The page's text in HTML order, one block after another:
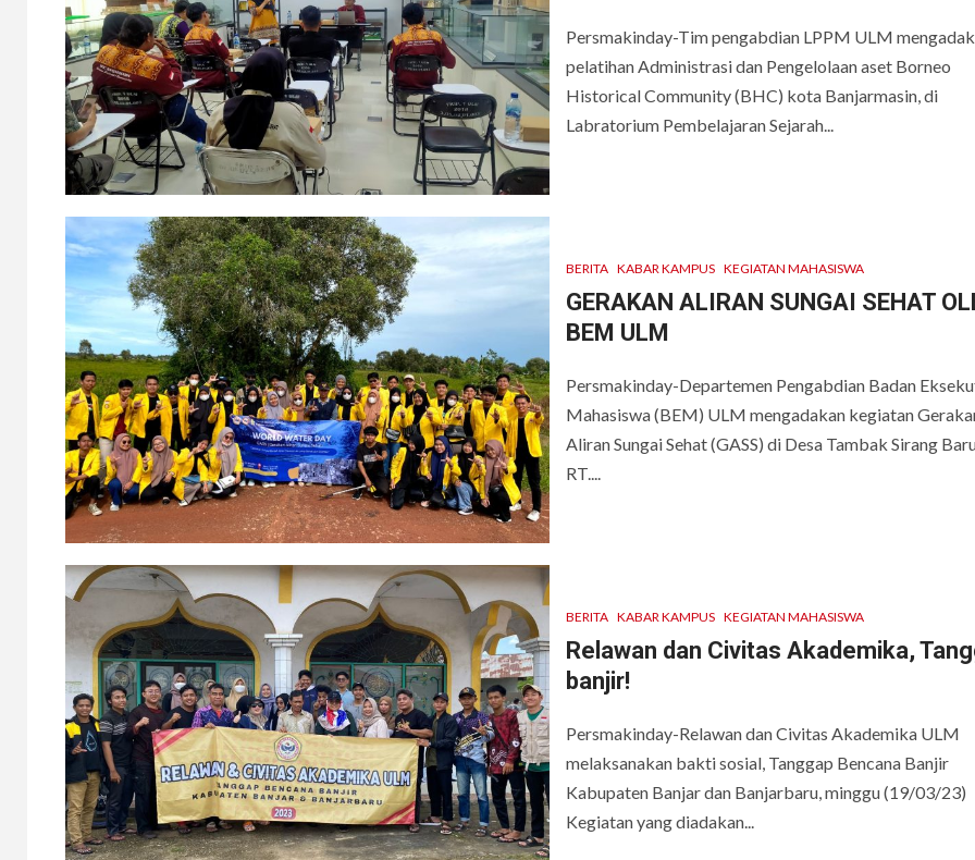
Persmakinday-Tim pengabdian LPPM ULM
pelatihan Administrasi dan Pengelolaan aset Borneo
Historical Community (BHC) kota Banjarmasin, di
Labratorium Pembelajaran Sejarah...
BERITA KABAR KAMPUS KEGIATAN MAHASISWA
GERAKAN ALIRAN SUNGAI SEHAT
BEM ULM
Persmakinday-Departemen Pengabdian Badan
Mahasiswa (BEM) ULM mengadakan kegiatan
Aliran Sungai Sehat (GASS) di Desa Tambak Sirang
RT....
BERITA KABAR KAMPUS KEGIATAN MAHASISWA
Relawan dan Civitas Akademika,
banjir!
Persmakinday-Relawan dan Civitas Akademika ULM
melaksanakan bakti sosial, Tanggap Bencana Banjir
Kabupaten Banjar dan Banjarbaru, minggu (19/03/23)
Kegiatan yang diadakan...